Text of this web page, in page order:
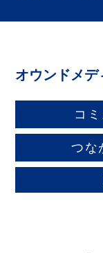
オウンドメデ
コ
つな